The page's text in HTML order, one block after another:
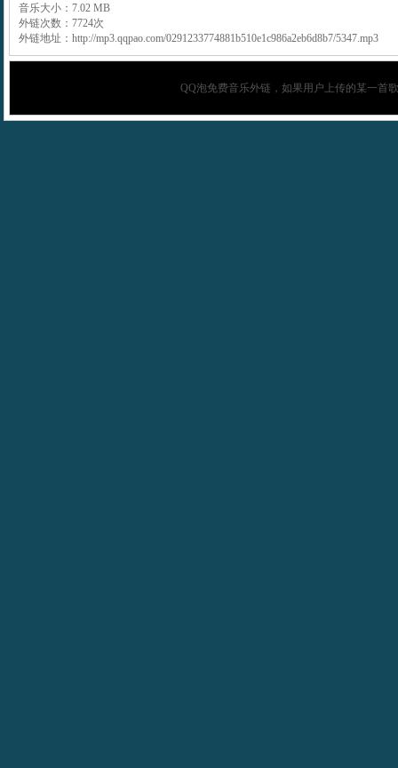
音乐大小：7.02 MB
外链次数：7724次
外链地址：http://mp3.qqpao.com/0291233774881b510e1c986a2eb6d8b7/5347.mp3
QQ泡免费音乐外链，如果用户上传的某一首